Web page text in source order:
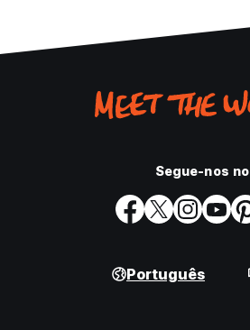
Segue-nos no
Português